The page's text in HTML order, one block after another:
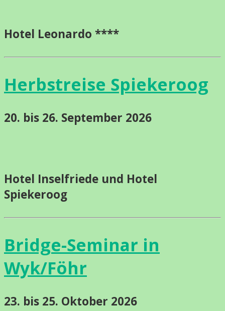
Hotel Leonardo ****
Herbstreise Spiekeroog
20. bis 26. September 2026
Hotel Inselfriede und Hotel
Spiekeroog
Bridge-Seminar in
Wyk/Föhr
23. bis 25. Oktober 2026